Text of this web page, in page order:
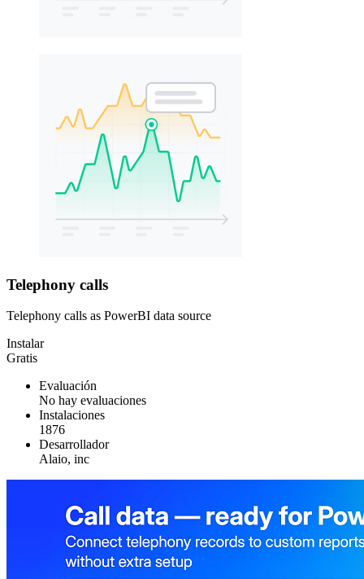
Telephony calls
Telephony calls as PowerBI data source
Instalar
Gratis
Evaluación
No hay evaluaciones
Instalaciones
1876
Desarrollador
Alaio, inc